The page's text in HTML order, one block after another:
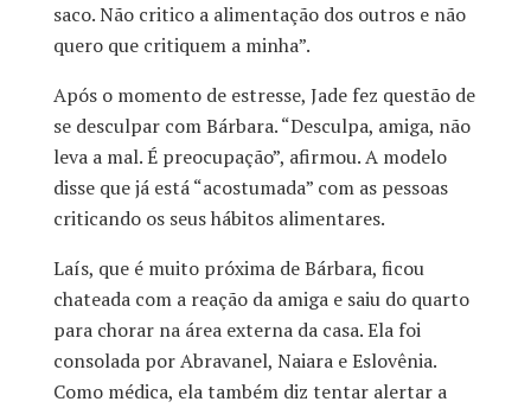
saco. Não critico a alimentação dos outros e não
quero que critiquem a minha”.
Após o momento de estresse, Jade fez questão de
se desculpar com Bárbara. “Desculpa, amiga, não
leva a mal. É preocupação”, afirmou. A modelo
disse que já está “acostumada” com as pessoas
criticando os seus hábitos alimentares.
Laís, que é muito próxima de Bárbara, ficou
chateada com a reação da amiga e saiu do quarto
para chorar na área externa da casa. Ela foi
consolada por Abravanel, Naiara e Eslovênia.
Como médica, ela também diz tentar alertar a